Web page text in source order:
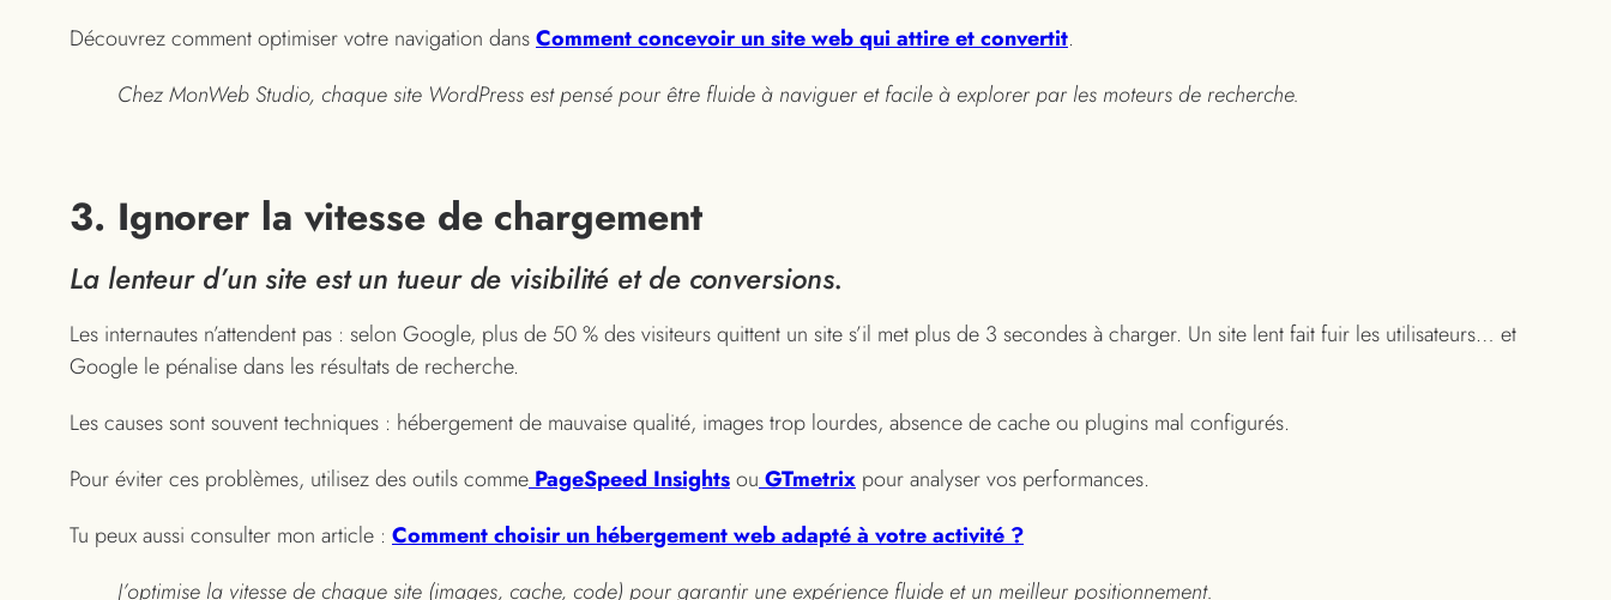
Découvrez comment optimiser votre navigation dansComment concevoir un site web qui attire et convertit.
Chez MonWeb Studio, chaque site WordPress est pensé pour être fluide à naviguer et facile à explorer par les moteurs de recherche.
3. Ignorer la vitesse de chargement
La lenteur d’un site est un tueur de visibilité et de conversions.
Les internautes n’attendent pas : selon Google, plus de 50 % des visiteurs quittent un site s’il met plus de 3 secondes à charger. Un site lent fait fuir les utilisateurs… et
Google le pénalise dans les résultats de recherche.
Les causes sont souvent techniques : hébergement de mauvaise qualité, images trop lourdes, absence de cache ou plugins mal configurés.
Pour éviter ces problèmes, utilisez des outils comme PageSpeed Insightsou GTmetrix pour analyser vos performances.
Tu peux aussi consulter mon article : Comment choisir un hébergement web adapté à votre activité ?
J’optimise la vitesse de chaque site (images, cache, code) pour garantir une expérience fluide et un meilleur positionnement.